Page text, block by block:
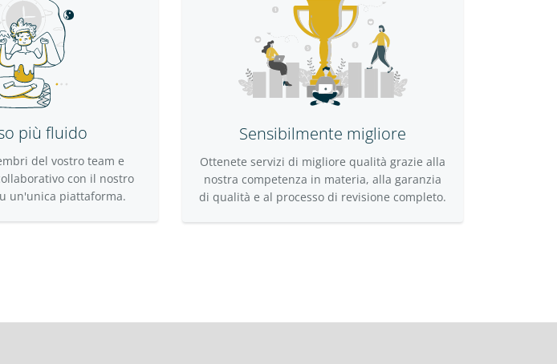
più fluido
del vostro team e
con il nostro
un'unica piattaforma.
Sensibilmente migliore
Ottenete servizi di migliore qualità grazie alla
nostra competenza in materia, alla garanzia
di qualità e al processo di revisione completo.